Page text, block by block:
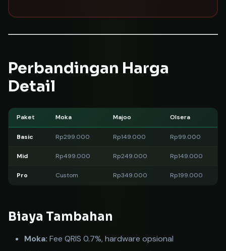
Perbandingan Harga
Detail
Paket Moka Majoo Olsera
Basic Rp299.000 Rp149.000 Rp99.000
Mid Rp499.000 Rp249.000 Rp149.000
Pro Custom Rp349.000 Rp199.000
Biaya Tambahan
Moka: Fee QRIS 0.7%, hardware opsional